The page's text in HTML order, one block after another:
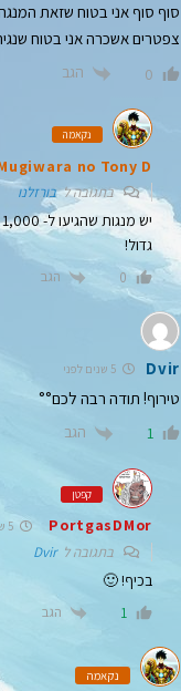
צפטרים אשכרה אני בטוח שנגיה
0 הגב
נקאמה
no Tony D.
בתגובה לבורזלנו
גדול!
0 הגב
Dvir
טירוף! תודה רבה לכם°°
1 הגב
קפטן
PortgasDMor
בתגובה לDvir
בכיף! 🙂
1 הגב
נקאמה